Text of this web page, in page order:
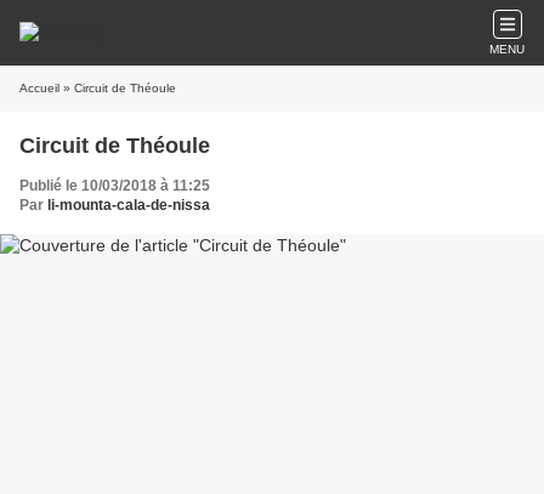
MENU
Accueil » Circuit de Théoule
Circuit de Théoule
Publié le 10/03/2018 à 11:25
Par li-mounta-cala-de-nissa